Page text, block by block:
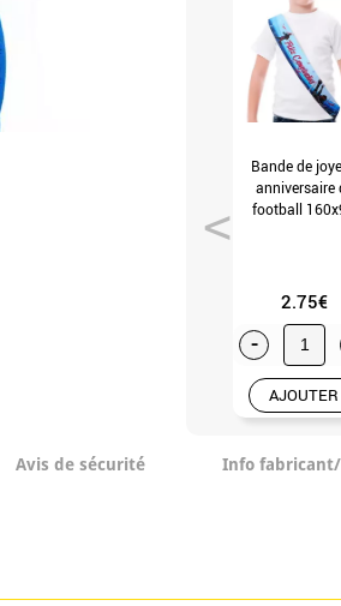
Bande de
anniversaire
football
2.75€
-
AJOUTER
Avis de sécurité Info